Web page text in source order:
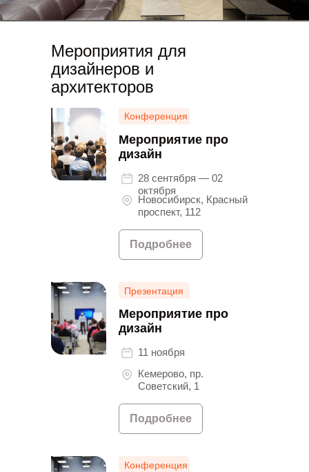
Конференция
Презентация
Конференция
Мероприятие про
дизайн
28 сентября — 02
октября
Новосибирск, Красный
проспект, 112
Подробнее
Мероприятие про
дизайн
11 ноября
Кемерово, пр.
Советский, 1
Подробнее
Мероприятия для
дизайнеров и
архитекторов